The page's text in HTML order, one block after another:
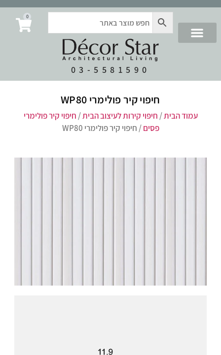
03-5581590
0
חיפוי קיר פולימרי WP80
עמוד הבית/ חיפוי קירות לעיצוב הבית/ חיפוי קיר פולימרי
פסים/ חיפוי קיר פולימרי WP80